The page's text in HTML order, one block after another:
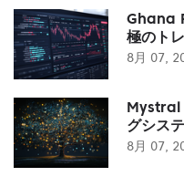
Ghana
極のト
8月 07,
Mystral
グシス
8月 07,